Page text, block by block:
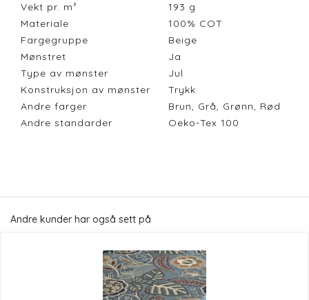
Vekt pr. m²
193 g
Materiale
100% COT
Fargegruppe
Beige
Mønstret
Ja
Type av mønster
Jul
Konstruksjon av mønster
Trykk
Andre farger
Brun, Grå, Grønn, Rød
Andre standarder
Oeko-Tex 100
Andre kunder har også sett på